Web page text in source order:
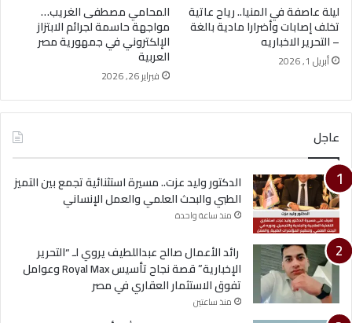
ليلة عاصفة في المنيا.. رياح عاتية
تخلف إصابات وأضرارا مادية بالغة
– التحرير الاخباريه
أبريل 1, 2026
المحامي مصطفى الغريب…
مواجهة حاسمة لجرائم الابتزاز
الإلكتروني في جمهورية مصر
العربية
فبراير 26, 2026
عاجل
الدكتور وليد عزت.. مسيرة استثنائية تجمع بين التميز
الطبي والبحث العلمي والعمل الإنساني
منذ ساعة واحدة
رائد الأعمال صالح عبداللطيف يروي لـ “التحرير
الإخبارية” قصة نجاح تأسيس Royal Max وعوامل
تفوق الاستثمار العقاري في مصر
منذ ساعتين